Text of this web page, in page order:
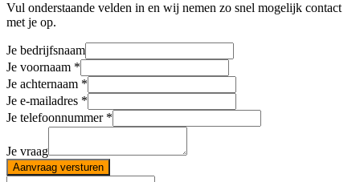
Vul onderstaande velden in en wij nemen zo snel mogelijk contact
met je op.
Je bedrijfsnaam
Je voornaam
Je achternaam
Je e-mailadres
Je telefoonnummer
Je vraag
Aanvraag versturen